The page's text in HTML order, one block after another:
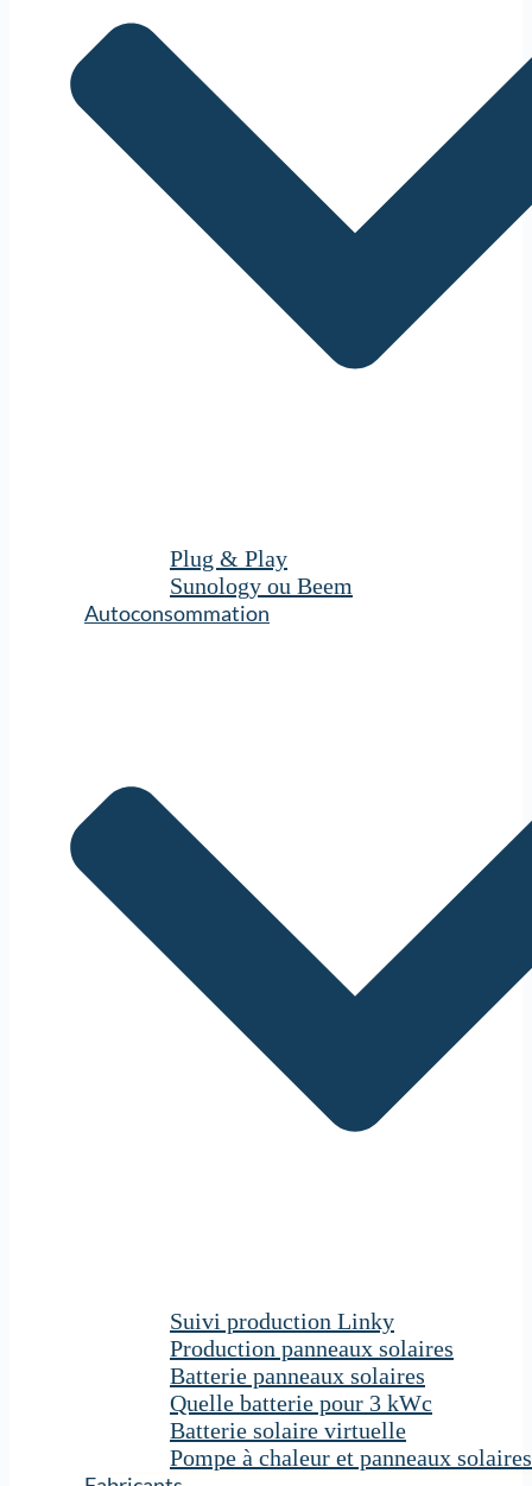
Plug & Play
Sunology ou Beem
Autoconsommation
Suivi production Linky
Production panneaux solaires
Batterie panneaux solaires
Quelle batterie pour 3 kWc
Batterie solaire virtuelle
Pompe à chaleur et panneaux solaires